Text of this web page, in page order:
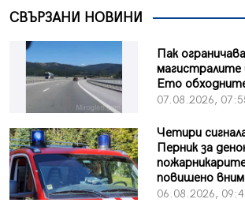
СВЪРЗАНИ НОВИНИ
Пак
магистралите
Ето
07.08.2026,
Четири
Перник за
повишено
06.08.2026,